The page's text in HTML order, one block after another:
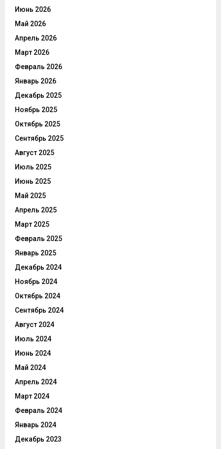
Июнь 2026
Май 2026
Апрель 2026
Март 2026
Февраль 2026
Январь 2026
Декабрь 2025
Ноябрь 2025
Октябрь 2025
Сентябрь 2025
Август 2025
Июль 2025
Июнь 2025
Май 2025
Апрель 2025
Март 2025
Февраль 2025
Январь 2025
Декабрь 2024
Ноябрь 2024
Октябрь 2024
Сентябрь 2024
Август 2024
Июль 2024
Июнь 2024
Май 2024
Апрель 2024
Март 2024
Февраль 2024
Январь 2024
Декабрь 2023